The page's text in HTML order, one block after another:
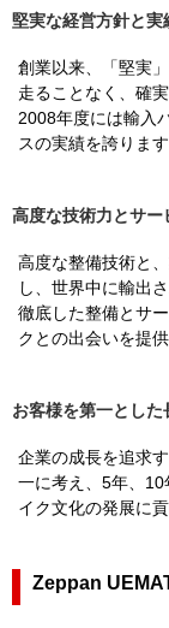
堅実な経営方針と実
創業以来、「堅実
走ることなく、確
2008年度には輸入
スの実績を誇ります
高度な技術力とサー
高度な整備技術と
し、世界中に輸出
徹底した整備とサ
クとの出会いを提供
お客様を第一とし
企業の成長を追求
一に考え、5年、
イク文化の発展に
Zeppan